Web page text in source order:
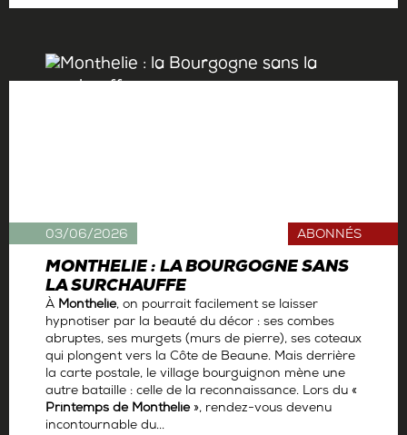
MONTHELIE : LA BOURGOGNE SANS
LA SURCHAUFFE
ABONNÉS
À Monthelie, on pourrait facilement se laisser
hypnotiser par la beauté du décor : ses combes
abruptes, ses murgets (murs de pierre), ses coteaux
qui plongent vers la Côte de Beaune. Mais derrière
la carte postale, le village bourguignon mène une
autre bataille : celle de la reconnaissance. Lors du «
Printemps de Monthelie», rendez-vous devenu
incontournable du...
03/06/2026